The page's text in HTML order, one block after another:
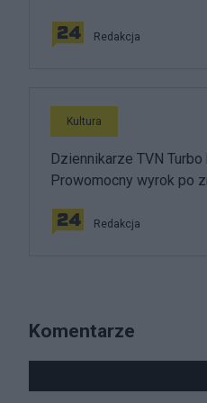
Redakcja
Kultura
Dziennikarze TVN
Prowomocny wyrok po
Redakcja
Komentarze